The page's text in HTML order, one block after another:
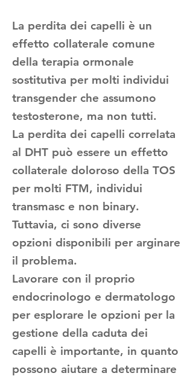
La perdita dei capelli è un
effetto collaterale comune
della terapia ormonale
sostitutiva per molti individui
transgender che assumono
testosterone, ma non tutti.
La perdita dei capelli correlata
al DHT può essere un effetto
collaterale doloroso della TOS
per molti FTM, individui
transmasc e non binary.
Tuttavia, ci sono diverse
opzioni disponibili per arginare
il problema.
Lavorare con il proprio
endocrinologo e dermatologo
per esplorare le opzioni per la
gestione della caduta dei
capelli è importante, in quanto
possono aiutare a determinare